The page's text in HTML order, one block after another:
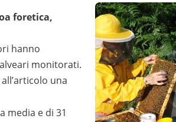
foretica,
hanno
monitorati.
una
media e di 31